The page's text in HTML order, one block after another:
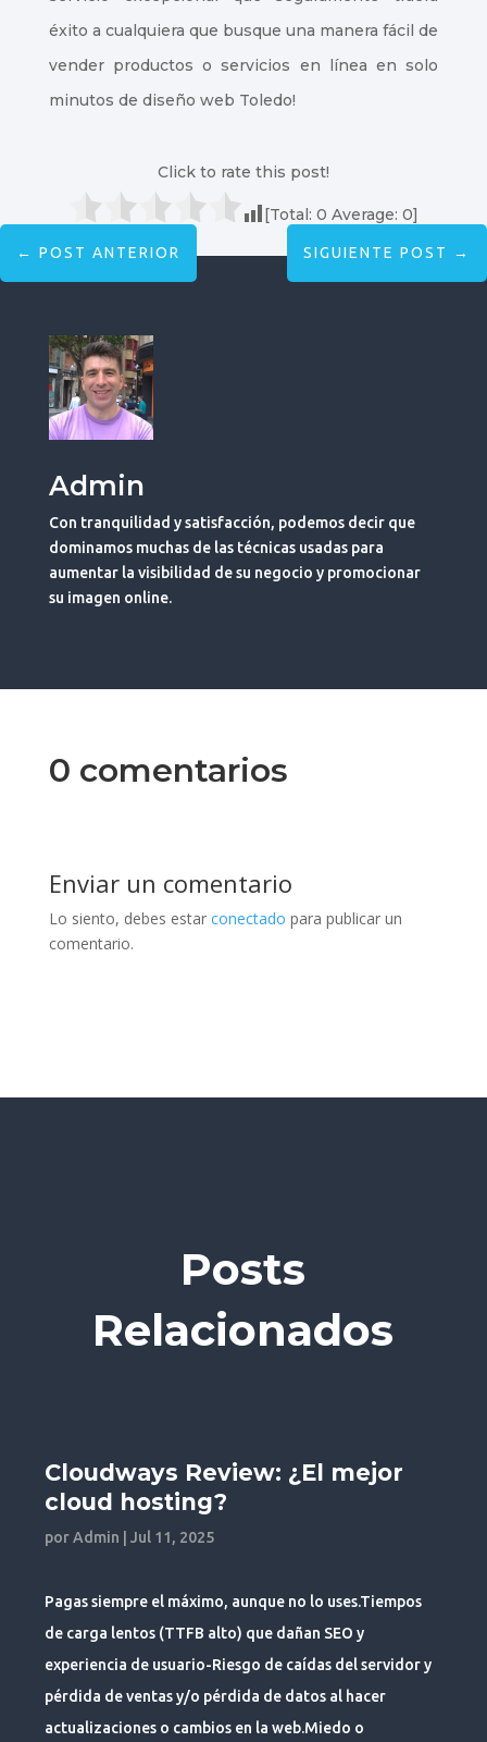
éxito a cualquiera que busque una manera fácil de
vender productos o servicios en línea en solo
minutos de diseño web Toledo!
Click to rate this post!
[Total: 0 Average: 0]
← POST ANTERIOR SIGUIENTE POST →
Admin
Con tranquilidad y satisfacción, podemos decir que
dominamos muchas de las técnicas usadas para
aumentar la visibilidad de su negocio y promocionar
su imagen online.
0 comentarios
Enviar un comentario
Lo siento, debes estar conectado para publicar un
comentario.
Posts
Relacionados
Cloudways Review: ¿El mejor
cloud hosting?
porAdmin |Jul 11, 2025
Pagas siempre el máximo, aunque no lo uses.Tiempos
de carga lentos (TTFB alto) que dañan SEO y
experiencia de usuario-Riesgo de caídas del servidor y
pérdida de ventas y/o pérdida de datos al hacer
actualizaciones o cambios en la web.Miedo o